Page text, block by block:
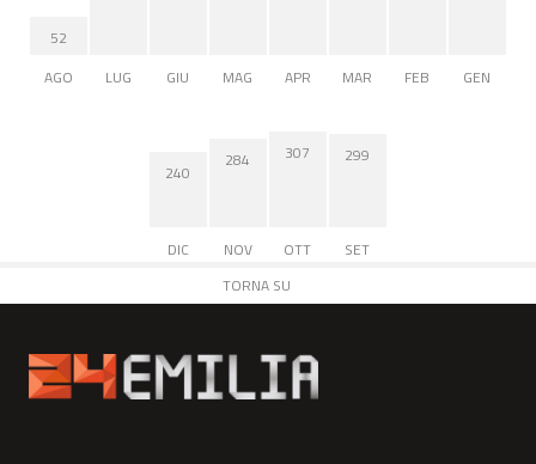
52
AGO
LUG GIU MAG APR MAR FEB GEN
240
DIC
284
NOV
307
OTT
299
SET
TORNA SU